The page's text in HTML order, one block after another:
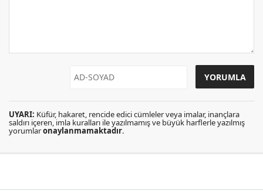
UYARI: Küfür, hakaret, rencide edici cümleler veya imalar, inançlara
saldırı içeren, imla kuralları ile yazılmamış ve büyük harflerle yazılmış
yorumlaronaylanmamaktadır.